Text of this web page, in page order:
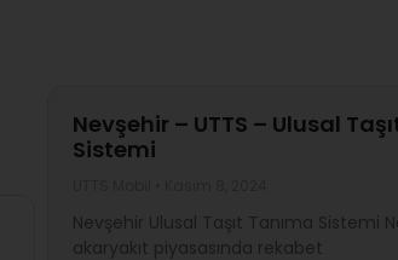
Nevşehir – UTTS – Ulusal
Sistemi
Nevşehir Ulusal Taşıt Tanıma Sistemi
akaryakıt piyasasında rekabet